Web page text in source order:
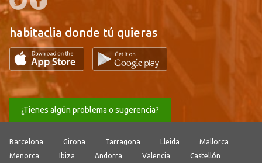
habitaclia donde tú quieras
¿Tienes algún problema o sugerencia?
Barcelona Girona Tarragona Lleida
Mallorca
Menorca
Ibiza Andorra Valencia
Castellón